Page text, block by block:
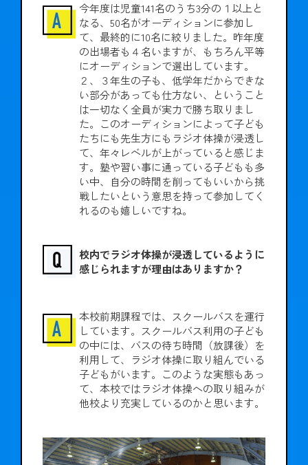
今年度は児童141名のうち3分の１以上と
なる、50名がオーディションに参加し
て、最終的に10名に絞りました。昨年度
の出場者も４名いますが、もちろん平等
にオーディションで選出しています。
２、３年生の子も、低学年だからできな
い部分があっても仕方ない、ということ
は一切なく全員が実力で勝ち取りまし
た。このオーディションによって子ども
たちにも先生方にもラジオ体操が浸透し
て、年々レベルが上がっていると感じま
す。塾や習い事に通っている子どもも多
い中、自分の時間を削ってもいいから挑
戦したいという意思を持って参加してく
れるのも嬉しいですね。
校内でラジオ体操が浸透しているように
感じられますが理由はありますか？
本校前期課程では、スクールバスを運行
しています。スクールバス利用の子ども
の中には、バスの待ち時間（放課後）を
利用して、ラジオ体操に取り組んでいる
子どもがいます。このような実態もあっ
て、本校ではラジオ体操への取り組みが
他校より充実しているのかと思います。